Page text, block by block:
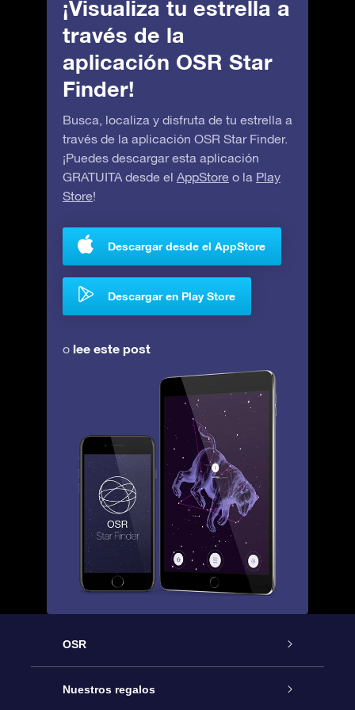
¡Visualiza tu estrella a
través de la
aplicación OSR Star
Finder!
Busca, localiza y disfruta de tu estrella a
través de la aplicación OSR Star Finder.
¡Puedes descargar esta aplicación
GRATUITA desde el AppStore o la Play
Store!
Descargar desde el AppStore
Descargar en Play Store
o lee este post
OSR
Atención
Nuestros regalos